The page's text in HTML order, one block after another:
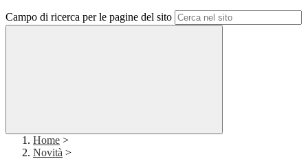
Campo di ricerca per le pagine del sito
Home >
Novità >